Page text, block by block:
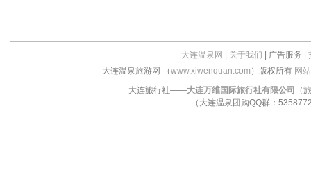
大连温泉网 关于我们 | 广告服务 |
大连温泉旅游网 （www.xiwenquan.com ）版权所有 网
大连旅行社——大连万维国际旅行社有限公司
（
（大连温泉团购QQ群：